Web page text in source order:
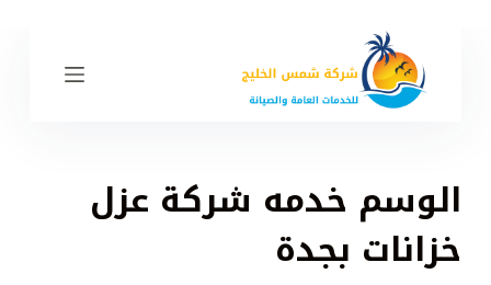
الوسم خدمه شركة عزل
خزانات بجدة